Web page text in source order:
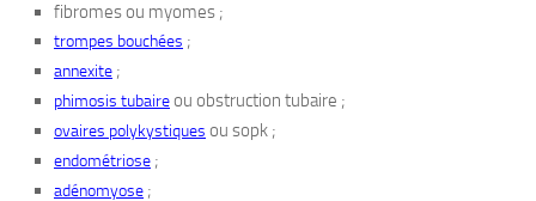
fibromes ou myomes ;
trompes bouchées ;
annexite ;
phimosis tubaireou obstruction tubaire ;
ovaires polykystiques ou sopk ;
endométriose ;
adénomyose ;